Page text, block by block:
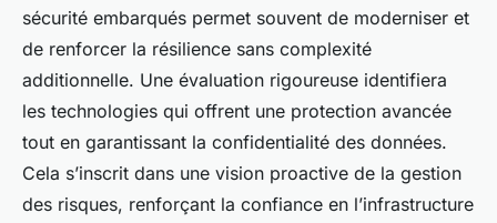
sécurité embarqués permet souvent de moderniser et
de renforcer la résilience sans complexité
additionnelle. Une évaluation rigoureuse identifiera
les technologies qui offrent une protection avancée
tout en garantissant la confidentialité des données.
Cela s’inscrit dans une vision proactive de la gestion
des risques, renforçant la confiance en l’infrastructure